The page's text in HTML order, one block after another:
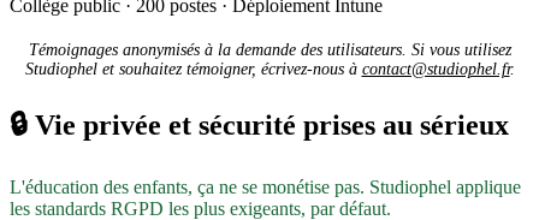
Collège public · 200 postes · Déploiement Intune
Témoignages anonymisés à la demande des utilisateurs. Si vous utilisez
Studiophel et souhaitez témoigner, écrivez-nous à contact@studiophel.fr.
🔒 Vie privée et sécurité prises au sérieux
L'éducation des enfants, ça ne se monétise pas. Studiophel applique
les standards RGPD les plus exigeants, par défaut.